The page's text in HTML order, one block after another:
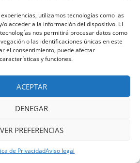
utilizamos tecnologías como las
o acceder a la información del dispositivo. El
nos permitirá procesar datos como
o las identificaciones únicas en este
el consentimiento, puede afectar
y funciones.
ACEPTAR
DENEGAR
VER PREFERENCIAS
de PrivacidadAviso legal